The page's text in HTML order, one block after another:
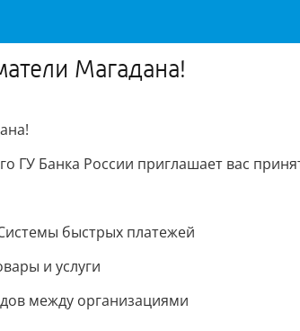
Магадана!
ГУ Банка России приглашает вас
быстрых платежей
и услуги
между организациями